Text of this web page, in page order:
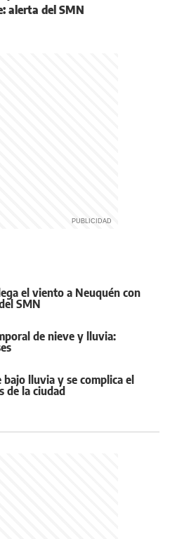
alerta del SMN
el viento a Neuquén con
SMN
de nieve y lluvia:
lluvia y se complica el
de la ciudad